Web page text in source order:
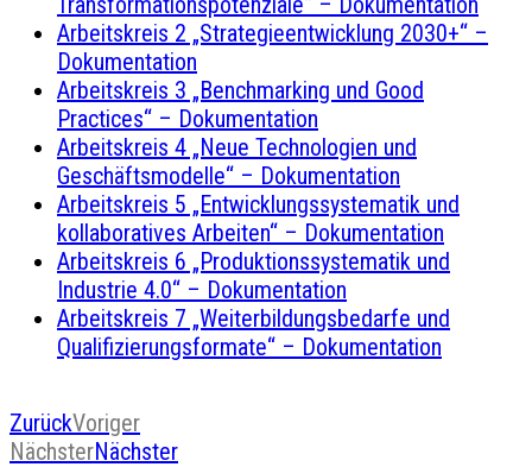
Arbeitskreis 2 „Strategieentwicklung 2030+“ –
Dokumentation
Arbeitskreis 3 „Benchmarking und Good
Practices“ – Dokumentation
Arbeitskreis 4 „Neue Technologien und
Geschäftsmodelle“ – Dokumentation
Arbeitskreis 5 „Entwicklungssystematik und
kollaboratives Arbeiten“ – Dokumentation
Arbeitskreis 6 „Produktionssystematik und
Industrie 4.0“ – Dokumentation
Arbeitskreis 7 „Weiterbildungsbedarfe und
Qualifizierungsformate“ – Dokumentation
ZurückVoriger
NächsterNächster